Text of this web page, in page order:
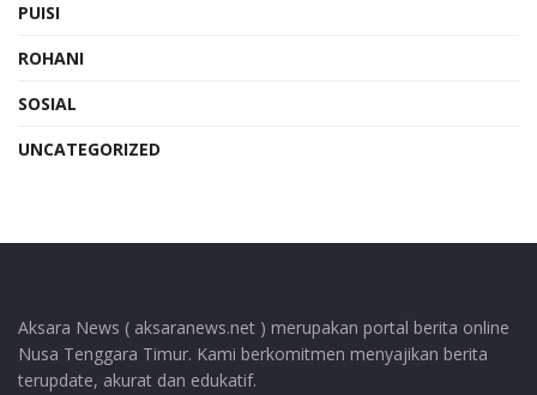
PUISI
ROHANI
SOSIAL
UNCATEGORIZED
Aksara News ( aksaranews.net ) merupakan portal berita online
Nusa Tenggara Timur. Kami berkomitmen menyajikan berita
terupdate, akurat dan edukatif.